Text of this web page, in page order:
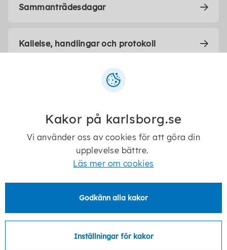
Sammanträdesdagar
Kallelse, handlingar och protokoll
Reglementen, arbetsordning och ägardirektiv
Reglementen och arbetsordning
Kakor på karlsborg.se
Vi använder oss av cookies för att göra din
upplevelse bättre.
Läs mer om cookies
Godkänn alla kakor
Inställningar för kakor